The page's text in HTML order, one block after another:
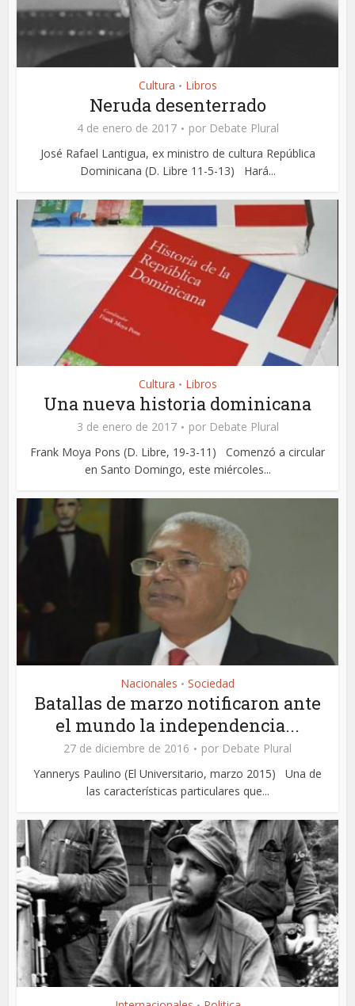
Cultura • Libros
Neruda desenterrado
4 de enero de 2017 por Debate Plural
José Rafael Lantigua, ex ministro de cultura República
Dominicana (D. Libre 11-5-13) Hará...
Cultura • Libros
Una nueva historia dominicana
3 de enero de 2017 por Debate Plural
Frank Moya Pons (D. Libre, 19-3-11) Comenzó a circular
en Santo Domingo, este miércoles...
Nacionales • Sociedad
Batallas de marzo notificaron ante
el mundo la independencia...
27 de diciembre de 2016 por Debate Plural
Yannerys Paulino (El Universitario, marzo 2015) Una de
las características particulares que...